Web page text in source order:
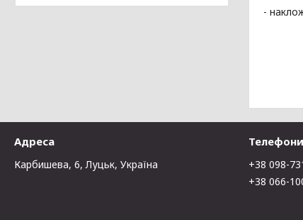
-
Адреса
Карбишева, 6, Луцьк, Україна
Телефони
+38 098-
+38 066-